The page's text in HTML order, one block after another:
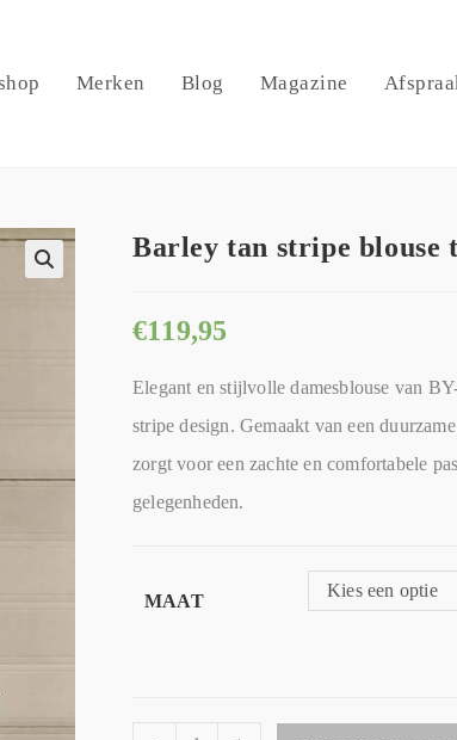
Merken Blog Magazine
Barley tan stripe blouse
€119,95
Elegant en stijlvolle damesblouse van
stripe design. Gemaakt van een
zorgt voor een zachte en comfortabele
gelegenheden.
MAAT
Kies een optie